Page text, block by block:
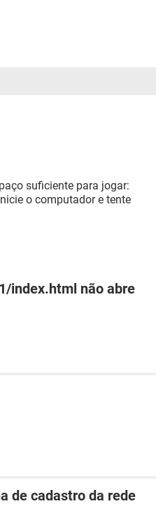
suficiente para jogar:
o computador e tente
index.html não abre
de cadastro da rede